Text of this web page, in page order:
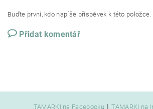
Buďte první, kdo napíše příspěvek k této položce.
Přidat komentář
TAMARKI na Facebooku TAMARKI na